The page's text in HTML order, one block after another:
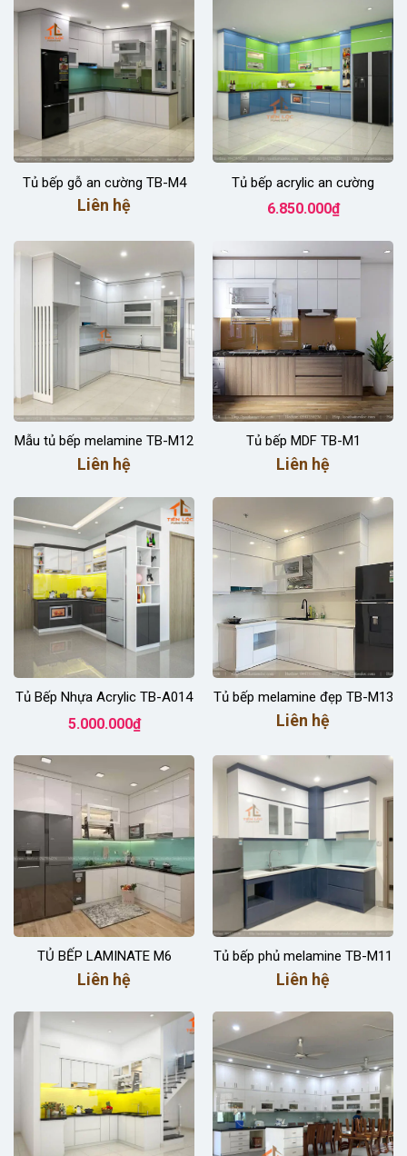
Tủ bếp gỗ an cường TB-M4
Liên hệ
Tủ bếp acrylic an cường
6.850.000₫
Mẫu tủ bếp melamine TB-M12
Liên hệ
Tủ bếp MDF TB-M1
Liên hệ
Tủ Bếp Nhựa Acrylic TB-A014
5.000.000₫
Tủ bếp melamine đẹp TB-M13
Liên hệ
TỦ BẾP LAMINATE M6
Liên hệ
Tủ bếp phủ melamine TB-M11
Liên hệ